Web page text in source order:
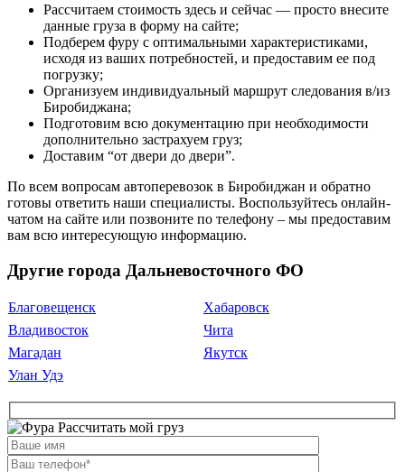
Рассчитаем стоимость здесь и сейчас — просто внесите
данные груза в форму на сайте;
Подберем фуру с оптимальными характеристиками,
исходя из ваших потребностей, и предоставим ее под
погрузку;
Организуем индивидуальный маршрут следования в/из
Биробиджана;
Подготовим всю документацию при необходимости
дополнительно застрахуем груз;
Доставим “от двери до двери”.
По всем вопросам автоперевозок в Биробиджан и обратно
готовы ответить наши специалисты. Воспользуйтесь онлайн-
чатом на сайте или позвоните по телефону – мы предоставим
вам всю интересующую информацию.
Другие города Дальневосточного ФО
Благовещенск
Хабаровск
Владивосток
Чита
Магадан
Якутск
Улан Удэ
Рассчитать мой груз